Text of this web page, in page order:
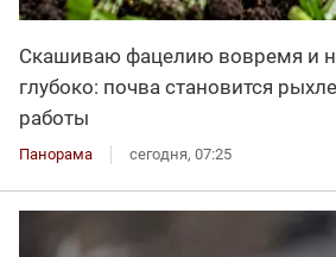
Скашиваю фацелию вовремя и
глубоко: почва становится
работы
Панорама сегодня, 07:25